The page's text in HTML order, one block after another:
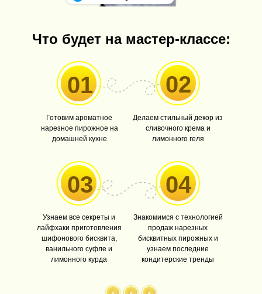
Что будет на мастер-классе:
01
Готовим ароматное
нарезное пирожное на
домашней кухне
Делаем стильный декор из
сливочного крема и
лимонного геля
Узнаем все секреты и
лайфхаки приготовления
шифонового бисквита,
ванильного суфле и
лимонного курда
Знакомимся с технологией
продаж нарезных
бисквитных пирожных и
узнаем последние
кондитерские тренды
02
03 04